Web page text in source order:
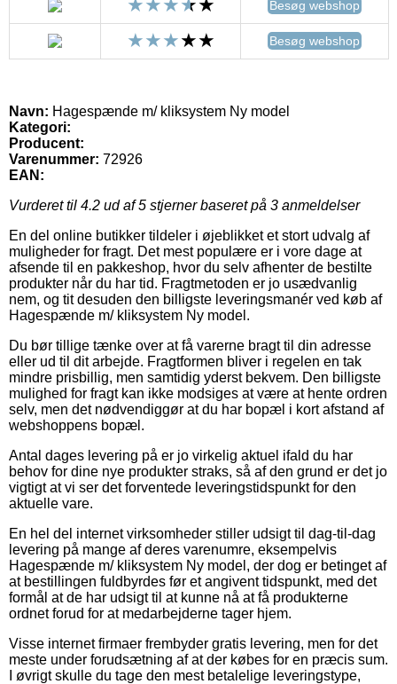
Besøg webshop
Besøg webshop
Navn: Hagespænde m/ kliksystem Ny model
Kategori:
Producent:
Varenummer: 72926
EAN:
Vurderet til 4.2 ud af 5 stjerner baseret på 3 anmeldelser
En del online butikker tildeler i øjeblikket et stort udvalg af
muligheder for fragt. Det mest populære er i vore dage at
afsende til en pakkeshop, hvor du selv afhenter de bestilte
produkter når du har tid. Fragtmetoden er jo usædvanlig
nem, og tit desuden den billigste leveringsmanér ved køb af
Hagespænde m/ kliksystem Ny model.
Du bør tillige tænke over at få varerne bragt til din adresse
eller ud til dit arbejde. Fragtformen bliver i regelen en tak
mindre prisbillig, men samtidig yderst bekvem. Den billigste
mulighed for fragt kan ikke modsiges at være at hente ordren
selv, men det nødvendiggør at du har bopæl i kort afstand af
webshoppens bopæl.
Antal dages levering på er jo virkelig aktuel ifald du har
behov for dine nye produkter straks, så af den grund er det jo
vigtigt at vi ser det forventede leveringstidspunkt for den
aktuelle vare.
En hel del internet virksomheder stiller udsigt til dag-til-dag
levering på mange af deres varenumre, eksempelvis
Hagespænde m/ kliksystem Ny model, der dog er betinget af
at bestillingen fuldbyrdes før et angivent tidspunkt, med det
formål at de har udsigt til at kunne nå at få produkterne
ordnet forud for at medarbejderne tager hjem.
Visse internet firmaer frembyder gratis levering, men for det
meste under forudsætning af at der købes for en præcis sum.
I øvrigt skulle du tage den mest betalelige leveringstype,